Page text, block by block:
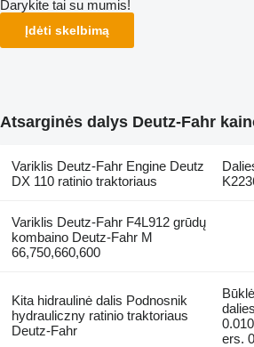
Darykite tai su mumis!
Įdėti skelbimą
Atsarginės dalys Deutz-Fahr
Variklis Deutz-Fahr Engine Deutz
DX 110 ratinio traktoriaus
Variklis Deutz-Fahr F4L912 grūdų
kombaino Deutz-Fahr M
66,750,660,600
Kita hidraulinė dalis Podnosnik
hydrauliczny ratinio traktoriaus
Deutz-Fahr
ers.